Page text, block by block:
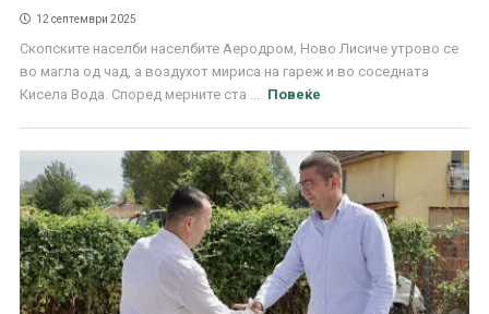
12 септември 2025
Скопските населби населбите Аеродром, Ново Лисиче утрово се
во магла од чад, а воздухот мириса на гареж и во соседната
Кисела Вода. Според мерните ста ...
Повеќе